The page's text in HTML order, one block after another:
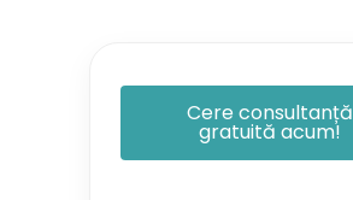
Cere consultanță
gratuită acum!